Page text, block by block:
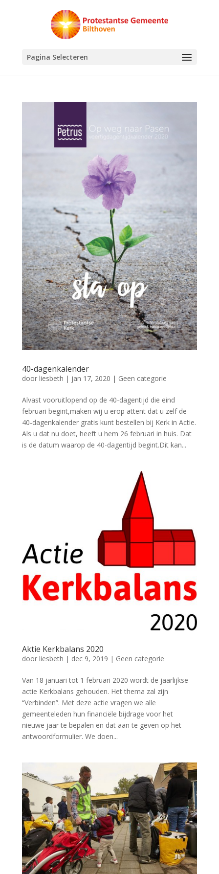
Pagina Selecteren
40-dagenkalender
door liesbeth | jan 17, 2020 | Geen categorie
Alvast vooruitlopend op de 40-dagentijd die eind
februari begint,maken wij u erop attent dat u zelf de
40-dagenkalender gratis kunt bestellen bij Kerk in Actie.
Als u dat nu doet, heeft u hem 26 februari in huis. Dat
is de datum waarop de 40-dagentijd begint.Dit kan...
Aktie Kerkbalans 2020
door liesbeth | dec 9, 2019 | Geen categorie
Van 18 januari tot 1 februari 2020 wordt de jaarlijkse
actie Kerkbalans gehouden. Het thema zal zijn
“Verbinden”. Met deze actie vragen we alle
gemeenteleden hun financiële bijdrage voor het
nieuwe jaar te bepalen en dat aan te geven op het
antwoordformulier. We doen...